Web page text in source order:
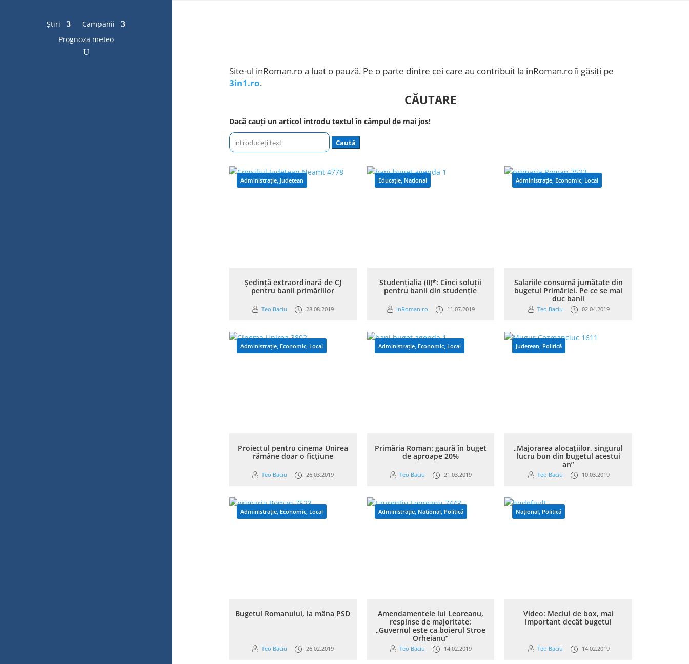
Știri
Campanii
Prognoza meteo
Site-ul inRoman.ro a luat o pauză. Pe o parte dintre cei care au contribuit la inRoman.ro îi găsiți pe
3in1.ro.
CĂUTARE
Dacă cauți un articol introdu textul în câmpul de mai jos!
Caută
după:
Administrație, Județean
Ședință extraordinară de CJ
pentru banii primăriilor
Teo Baciu 28.08.2019
Educație, Național
Studențialia (II)*: Cinci soluții
pentru banii din studenție
inRoman.ro 11.07.2019
Administrație, Economic, Local
Salariile consumă jumătate din
bugetul Primăriei. Pe ce se mai
duc banii
Teo Baciu 02.04.2019
Administrație, Economic, Local
Proiectul pentru cinema Unirea
rămâne doar o ficțiune
Teo Baciu 26.03.2019
Administrație, Economic, Local
Primăria Roman: gaură în buget
de aproape 20%
Teo Baciu 21.03.2019
Județean, Politică
„Majorarea alocațiilor, singurul
lucru bun din bugetul acestui
an”
Teo Baciu 10.03.2019
Administrație, Economic, Local
Bugetul Romanului, la mâna PSD
Teo Baciu 26.02.2019
Administrație, Național, Politică
Amendamentele lui Leoreanu,
respinse de majoritate:
„Guvernul este ca boierul Stroe
Orheianu”
Teo Baciu 14.02.2019
Național, Politică
Video: Meciul de box, mai
important decât bugetul
Teo Baciu 14.02.2019